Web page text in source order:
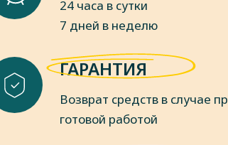
24 часа в сутки
7 дней в неделю
ГАРАНТИЯ
Возврат средств в случае
готовой работой